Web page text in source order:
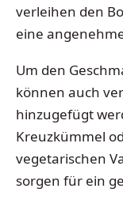
verleihen den
eine
Um den
können auch
hinzugefügt
Kreuzkümmel
vegetarischen
sorgen für ein